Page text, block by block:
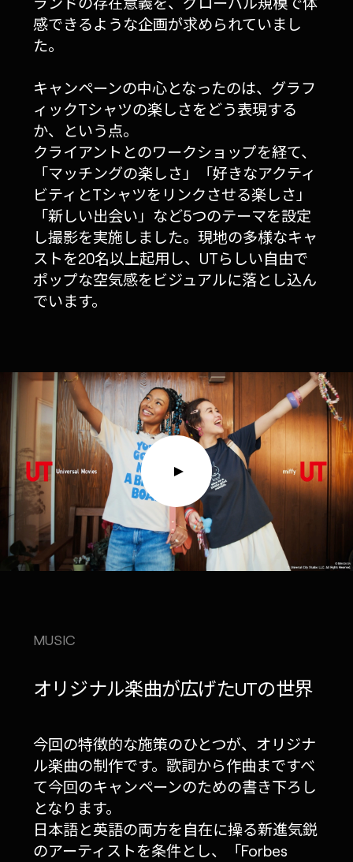
感できるような企画が求められていまし
た。
キャンペーンの中心となったのは、グラフ
ィックTシャツの楽しさをどう表現する
か、という点。
クライアントとのワークショップを経て、
「マッチングの楽しさ」「好きなアクティ
ビティとTシャツをリンクさせる楽しさ」
「新しい出会い」など5つのテーマを設定
し撮影を実施しました。現地の多様なキャ
ストを20名以上起用し、UTらしい自由で
ポップな空気感をビジュアルに落とし込ん
でいます。
MUSIC
オリジナル楽曲が広げたUTの世界
今回の特徴的な施策のひとつが、オリジナ
ル楽曲の制作です。歌詞から作曲まですべ
て今回のキャンペーンのための書き下ろし
となります。
日本語と英語の両方を自在に操る新進気鋭
のアーティストを条件とし、「Forbes